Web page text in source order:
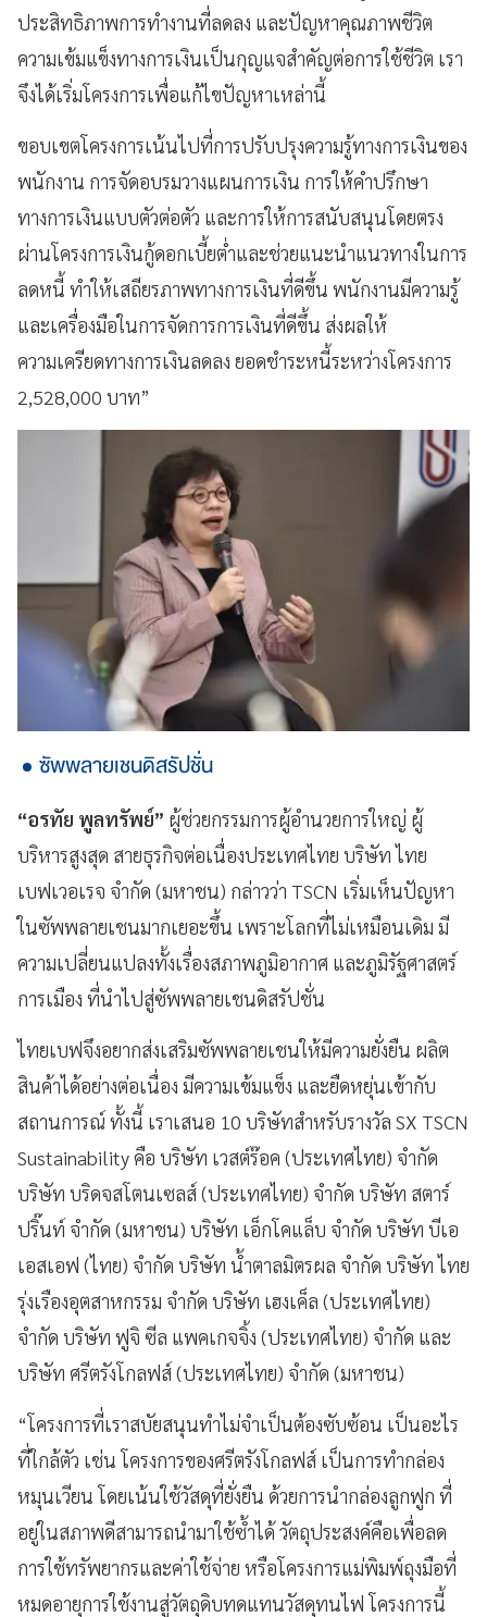
ประสิทธิภาพการทำงานที่ลดลง และปัญหาคุณภาพชีวิต
ความเข้มแข็งทางการเงินเป็นกุญแจสำคัญต่อการใช้ชีวิต เรา
จึงได้เริ่มโครงการเพื่อแก้ไขปัญหาเหล่านี้
ขอบเขตโครงการเน้นไปที่การปรับปรุงความรู้ทางการเงินของ
พนักงาน การจัดอบรมวางแผนการเงิน การให้คำปรึกษา
ทางการเงินแบบตัวต่อตัว และการให้การสนับสนุนโดยตรง
ผ่านโครงการเงินกู้ดอกเบี้ยต่ำและช่วยแนะนำแนวทางในการ
ลดหนี้ ทำให้เสถียรภาพทางการเงินที่ดีขึ้น พนักงานมีความรู้
และเครื่องมือในการจัดการการเงินที่ดีขึ้น ส่งผลให้
ความเครียดทางการเงินลดลง ยอดชำระหนี้ระหว่างโครงการ
2,528,000 บาท”
ซัพพลายเชนดิสรัปชั่น
“อรทัย พูลทรัพย์” ผู้ช่วยกรรมการผู้อำนวยการใหญ่ ผู้
บริหารสูงสุด สายธุรกิจต่อเนื่องประเทศไทย บริษัท ไทย
เบฟเวอเรจ จำกัด (มหาชน) กล่าวว่า TSCN เริ่มเห็นปัญหา
ในซัพพลายเชนมากเยอะขึ้น เพราะโลกที่ไม่เหมือนเดิม มี
ความเปลี่ยนแปลงทั้งเรื่องสภาพภูมิอากาศ และภูมิรัฐศาสตร์
การเมือง ที่นำไปสู่ซัพพลายเชนดิสรัปชั่น
ไทยเบฟจึงอยากส่งเสริมซัพพลายเชนให้มีความยั่งยืน ผลิต
สินค้าได้อย่างต่อเนื่อง มีความเข้มแข็ง และยืดหยุ่นเข้ากับ
สถานการณ์ ทั้งนี้ เราเสนอ 10 บริษัทสำหรับรางวัล SX TSCN
Sustainability คือ บริษัท เวสต์ร๊อค (ประเทศไทย) จำกัด
บริษัท บริดจสโตนเซลส์ (ประเทศไทย) จำกัด บริษัท สตาร์
ปริ๊นท์ จำกัด (มหาชน) บริษัท เอ็กโคแล็บ จำกัด บริษัท บีเอ
เอสเอฟ (ไทย) จำกัด บริษัท น้ำตาลมิตรผล จำกัด บริษัท ไทย
รุ่งเรืองอุตสาหกรรม จำกัด บริษัท เฮงเค็ล (ประเทศไทย)
จำกัด บริษัท ฟูจิ ซีล แพคเกจจิ้ง (ประเทศไทย) จำกัด และ
บริษัท ศรีตรังโกลฟส์ (ประเทศไทย) จำกัด (มหาชน)
“โครงการที่เราสบัยสนุนทำไม่จำเป็นต้องซับซ้อน เป็นอะไร
ที่ใกล้ตัว เช่น โครงการของศรีตรังโกลฟส์ เป็นการทำกล่อง
หมุนเวียน โดยเน้นใช้วัสดุที่ยั่งยืน ด้วยการนำกล่องลูกฟูก ที่
อยู่ในสภาพดีสามารถนำมาใช้ซ้ำได้ วัตถุประสงค์คือเพื่อลด
การใช้ทรัพยากรและค่าใช้จ่าย หรือโครงการแม่พิมพ์ถุงมือที่
หมดอายุการใช้งานสู่วัตถุดิบทดแทนวัสดุทนไฟ โครงการนี้